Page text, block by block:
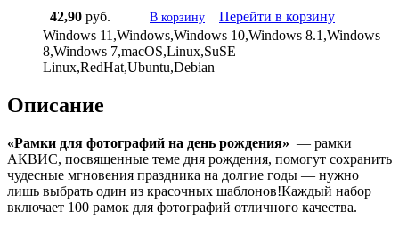
42,90 руб. В корзину
Перейти в корзину
Windows 11,Windows,Windows 10,Windows 8.1,Windows
8,Windows 7,macOS,Linux,SuSE
Linux,RedHat,Ubuntu,Debian
Описание
«Рамки для фотографий на день рождения» — рамки
АКВИС, посвященные теме дня рождения, помогут сохранить
чудесные мгновения праздника на долгие годы — нужно
лишь выбрать один из красочных шаблонов!Каждый набор
включает 100 рамок для фотографий отличного качества.